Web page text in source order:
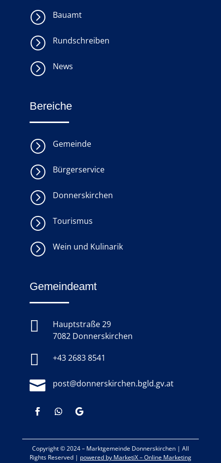
= Bauamt
= Rundschreiben
= News
Bereiche
= Gemeinde
= Bürgerservice
= Donnerskirchen
= Tourismus
= Wein und Kulinarik
Gemeindeamt

Hauptstraße 29
7082 Donnerskirchen
 +43 2683 8541
 post@donnerskirchen.bgld.gv.at
Copyright © 2024 – Marktgemeinde Donnerskirchen | All
Rights Reserved | powered by MarketiX – Online Marketing